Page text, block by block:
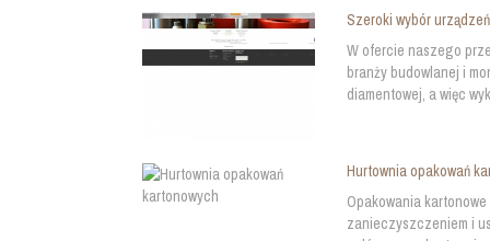
Szeroki wybór
W ofercie naszego
branży budowlanej i
diamentowej, a więc
Hurtownia opakowań
Opakowania
zanieczyszczeniem i